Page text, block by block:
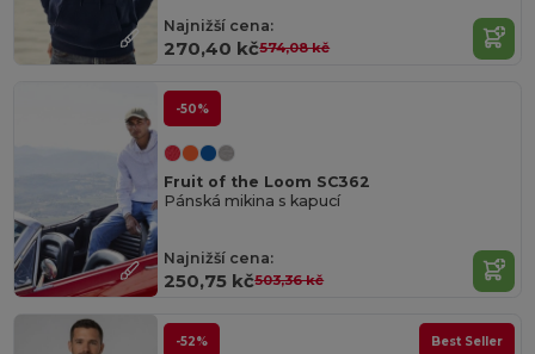
Najnižší cena:
270,40 kč574,08 kč
-50%
Fruit of the Loom SC362
Pánská mikina s kapucí
Najnižší cena:
250,75 kč503,36 kč
-52% Best Seller